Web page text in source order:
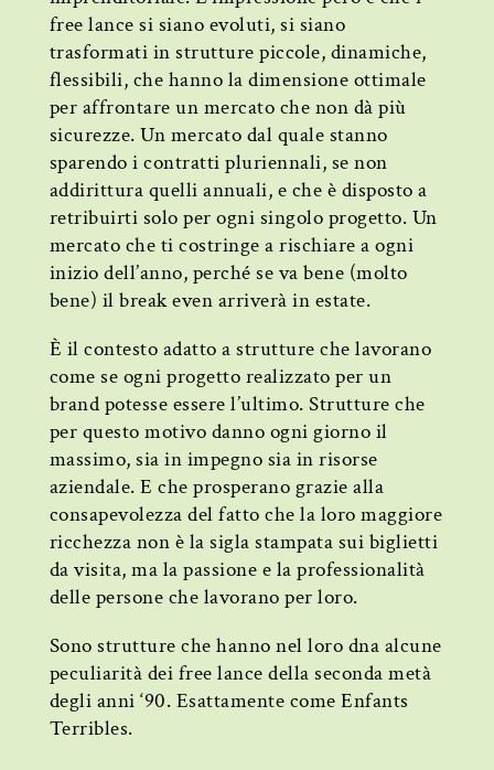
free lance si siano evoluti, si siano
trasformati in strutture piccole, dinamiche,
flessibili, che hanno la dimensione ottimale
per affrontare un mercato che non dà più
sicurezze. Un mercato dal quale stanno
sparendo i contratti pluriennali, se non
addirittura quelli annuali, e che è disposto a
retribuirti solo per ogni singolo progetto. Un
mercato che ti costringe a rischiare a ogni
inizio dell’anno, perché se va bene (molto
bene) il break even arriverà in estate.
È il contesto adatto a strutture che lavorano
come se ogni progetto realizzato per un
brand potesse essere l’ultimo. Strutture che
per questo motivo danno ogni giorno il
massimo, sia in impegno sia in risorse
aziendale. E che prosperano grazie alla
consapevolezza del fatto che la loro maggiore
ricchezza non è la sigla stampata sui biglietti
da visita, ma la passione e la professionalità
delle persone che lavorano per loro.
Sono strutture che hanno nel loro dna alcune
peculiarità dei free lance della seconda metà
degli anni ‘90. Esattamente come Enfants
Terribles.